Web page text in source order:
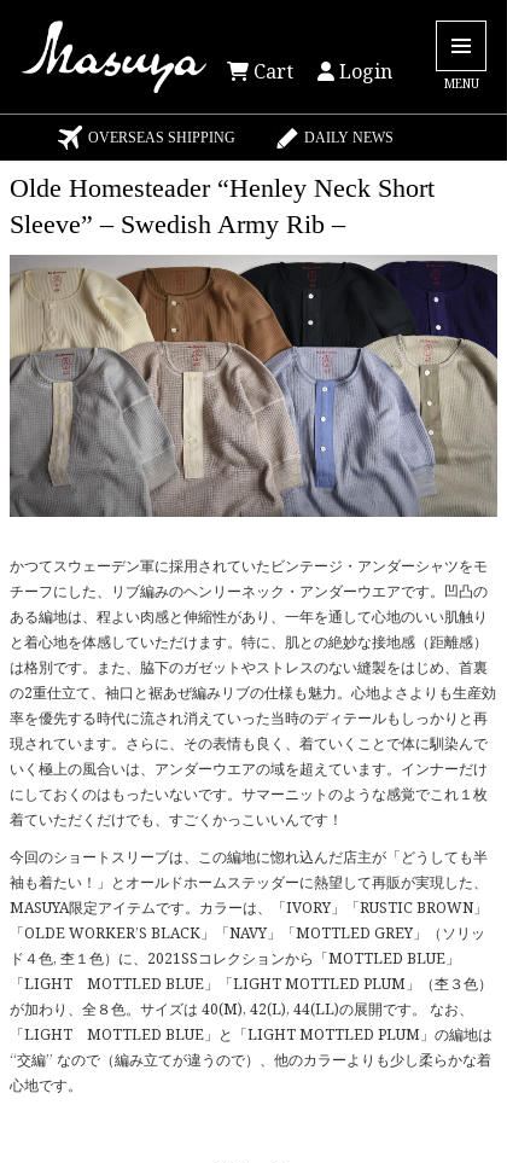
Cart Login MENU
OVERSEAS SHIPPING DAILY NEWS
Olde Homesteader “Henley Neck Short
Sleeve” – Swedish Army Rib –
かつてスウェーデン軍に採用されていたビンテージ・アンダーシャツをモ
チーフにした、リブ編みのヘンリーネック・アンダーウエアです。凹凸の
ある編地は、程よい肉感と伸縮性があり、一年を通して心地のいい肌触り
と着心地を体感していただけます。特に、肌との絶妙な接地感（距離感）
は格別です。また、脇下のガゼットやストレスのない縫製をはじめ、首裏
の2重仕立て、袖口と裾あぜ編みリブの仕様も魅力。心地よさよりも生産効
率を優先する時代に流され消えていった当時のディテールもしっかりと再
現されています。さらに、その表情も良く、着ていくことで体に馴染んで
いく極上の風合いは、アンダーウエアの域を超えています。インナーだけ
にしておくのはもったいないです。サマーニットのような感覚でこれ１枚
着ていただくだけでも、すごくかっこいいんです！
今回のショートスリーブは、この編地に惚れ込んだ店主が「どうしても半
袖も着たい！」とオールドホームステッダーに熱望して再販が実現した、
MASUYA限定アイテムです。カラーは、「IVORY」「RUSTIC BROWN」
「OLDE WORKER’S BLACK」「NAVY」「MOTTLED GREY」（ソリッ
ド４色, 杢１色）に、2021SSコレクションから「MOTTLED BLUE」
「LIGHT MOTTLED BLUE」「LIGHT MOTTLED PLUM」（杢３色）
が加わり、全８色。サイズは 40(M), 42(L), 44(LL)の展開です。 なお、
「LIGHT MOTTLED BLUE」と「LIGHT MOTTLED PLUM」の編地は
“交編” なので（編み立てが違うので）、他のカラーよりも少し柔らかな着
心地です。